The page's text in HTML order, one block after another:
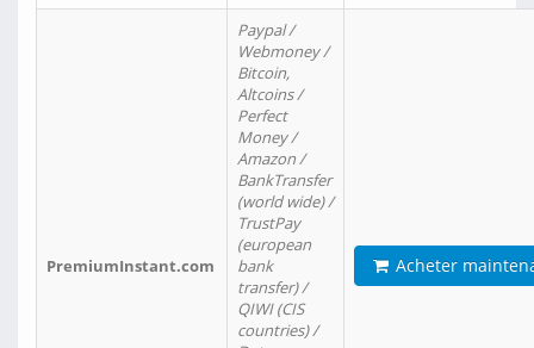
PremiumInstant.com
Paypal /
Webmoney /
Bitcoin,
Altcoins /
Perfect
Money /
Amazon /
BankTransfer
(world wide) /
TrustPay
(european
bank
transfer) /
QIWI (CIS
countries) /
Acheter